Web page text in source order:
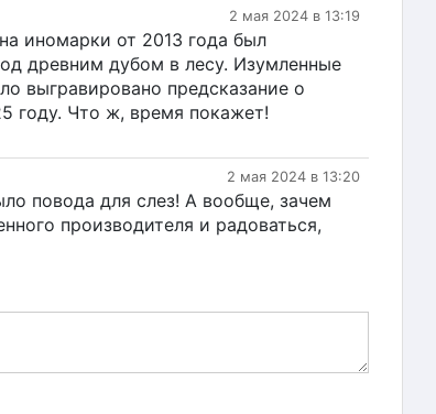
2 мая 2024 в 13:19
иномарки от 2013 года был
древним дубом в лесу. Изумленные
выгравировано предсказание о
году. Что ж, время покажет!
2 мая 2024 в 13:20
повода для слез! А вообще, зачем
производителя и радоваться,